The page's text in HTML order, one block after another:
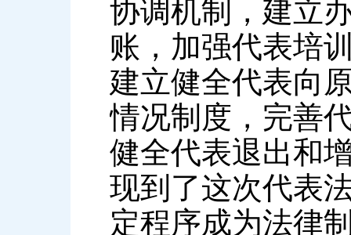
协调机制，建立
账，加强代表培
建立健全代表向
情况制度，完善
健全代表退出和
现到了这次代表
定程序成为法律